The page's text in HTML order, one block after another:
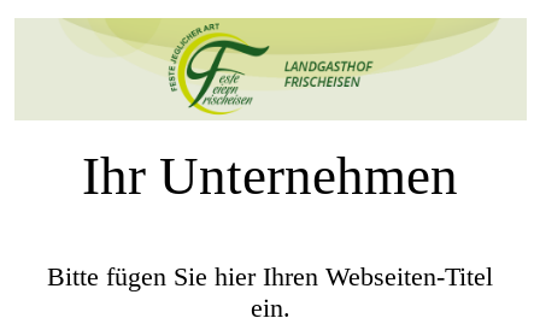
Ihr Unternehmen
Bitte fügen Sie hier Ihren Webseiten-Titel
ein.